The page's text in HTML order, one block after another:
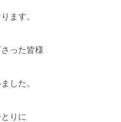
ます。
った皆様
した。
りに